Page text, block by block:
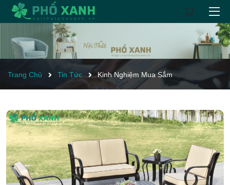
Trang Chủ Tin Tức Kinh Nghiệm Mua Sắm